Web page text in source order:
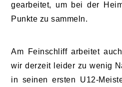
gearbeitet, um bei der
Punkte zu sammeln.
Am Feinschliff arbeitet
wir derzeit leider zu wenig
in seinen ersten U12-